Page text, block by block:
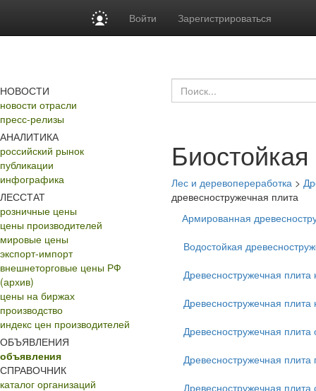
Войти Зарегистрироваться
НОВОСТИ
новости отрасли
пресс-релизы
АНАЛИТИКА
российский рынок
публикации
инфографика
ЛЕССТАТ
розничные цены
цены производителей
мировые цены
экспорт-импорт
внешнеторговые цены РФ
(архив)
цены на биржах
производство
индекс цен производителей
ОБЪЯВЛЕНИЯ
объявления
СПРАВОЧНИК
каталог организаций
Лес и деревопереработка >
древесностружечная плита
Армированная
Водостойкая
Древесностружечная
Древесностружечная
Древесностружечная плита
Древесностружечная плита
Древесностружечная